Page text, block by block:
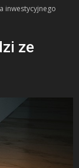
inwestycyjnego
ze